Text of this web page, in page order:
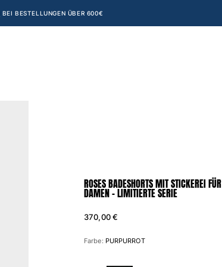
BEI BESTELLUNGEN ÜBER 600€
ROSES BADESHORTS MIT STICKEREI FÜR
DAMEN – LIMITIERTE SERIE
370,00 €
Farbe: PURPURROT